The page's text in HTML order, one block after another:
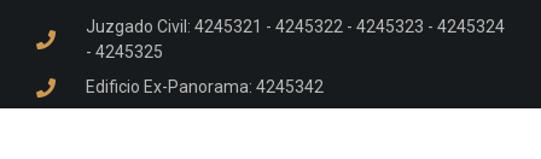
Juzgado Civil: 4245321 - 4245322 - 4245323 - 4245324
- 4245325
Edificio Ex-Panorama: 4245342